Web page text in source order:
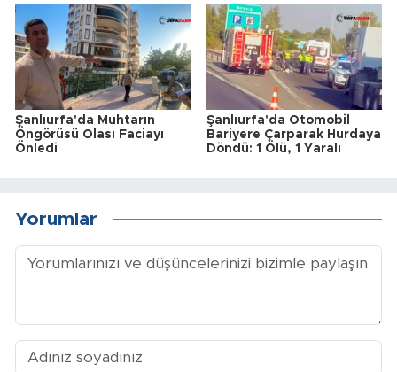
Şanlıurfa'da Muhtarın
Öngörüsü Olası Faciayı
Önledi
Şanlıurfa'da Otomobil
Bariyere Çarparak Hurdaya
Döndü: 1 Ölü, 1 Yaralı
Yorumlar